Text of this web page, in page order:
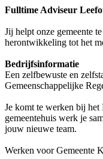
Fulltime Adviseur
Jij helpt onze gemeente
herontwikkeling tot het
Bedrijfsinformatie
Een zelfbewuste en
Gemeenschappelijke
Je komt te werken bij het
gemeentehuis werk je
jouw nieuwe team.
Werken voor Gemeente